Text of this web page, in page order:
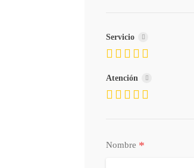
Servicio
Atención
Nombre *